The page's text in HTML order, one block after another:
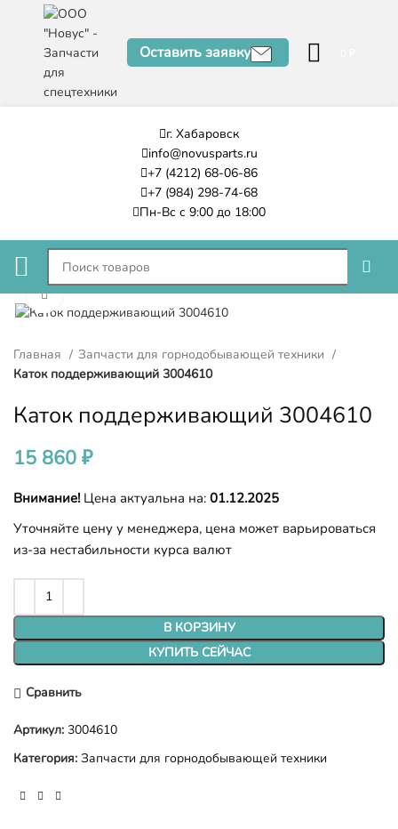
Оставить заявку
г. Хабаровск
info@novusparts.ru
+7 (4212) 68-06-86
+7 (984) 298-74-68
Пн-Вс с 9:00 до 18:00
Нажмите, чтобы увеличить
Главная
Запчасти для горнодобывающей техники
Каток поддерживающий 3004610
Каток поддерживающий 3004610
15 860 ₽
Внимание! Цена актуальна на: 01.12.2025
Уточняйте цену у менеджера, цена может варьироваться
из-за нестабильности курса валют
В КОРЗИНУ
КУПИТЬ СЕЙЧАС
Сравнить
Артикул: 3004610
Категория: Запчасти для горнодобывающей техники